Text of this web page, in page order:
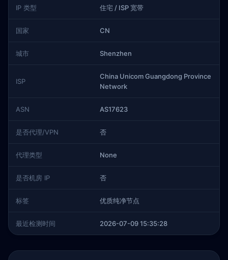
IP 类型 住宅 / ISP 宽带
国家 CN
城市 Shenzhen
ISP
China Unicom Guangdong Province
Network
ASN AS17623
是否代理/VPN 否
代理类型 None
是否机房 IP 否
标签 优质纯净节点
最近检测时间 2026-07-09 15:35:28